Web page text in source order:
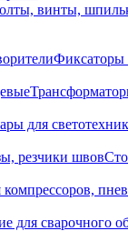
винты,
Фиксаторы
для
резчики швов
компрессоров,
для сварочного